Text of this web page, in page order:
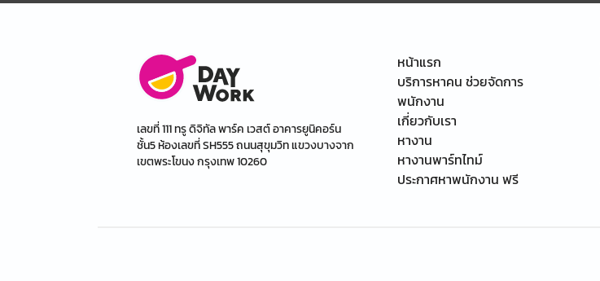
เลขที่ 111 ทรู ดิจิทัล พาร์ค เวสต์ อาคารยูนิคอร์น
ชั้น5 ห้องเลขที่ SH555 ถนนสุขุมวิท แขวงบางจาก
เขตพระโขนง กรุงเทพ 10260
หน้าแรก
บริการหาคน ช่วยจัดการ
พนักงาน
เกี่ยวกับเรา
หางาน
หางานพาร์ทไทม์
ประกาศหาพนักงาน ฟรี